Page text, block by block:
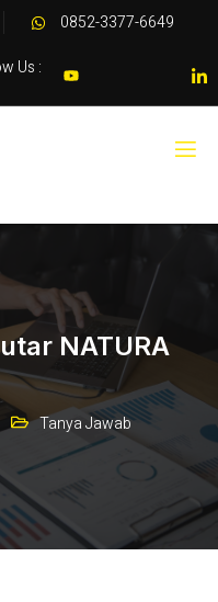
0852-3377-6649
Us :
NATURA
Tanya Jawab